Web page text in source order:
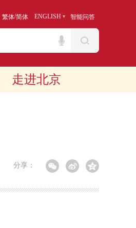
繁体/简体 ENGLISH 智能问答
走进北京
分享：